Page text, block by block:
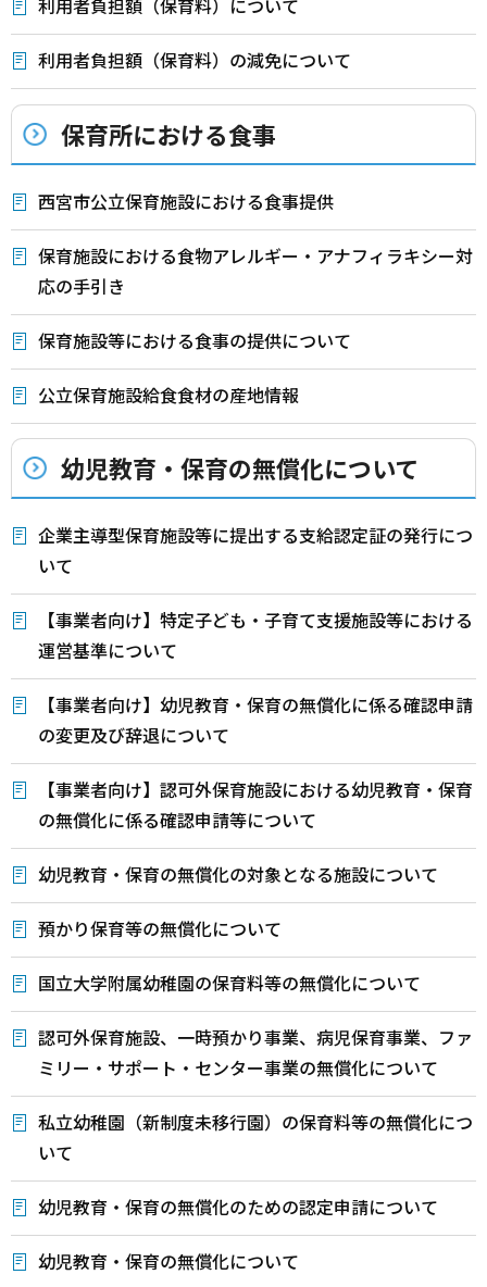
利用者負担額（保育料）について
利用者負担額（保育料）の減免について
保育所における食事
西宮市公立保育施設における食事提供
保育施設における食物アレルギー・アナフィラキシー対
応の手引き
保育施設等における食事の提供について
公立保育施設給食食材の産地情報
幼児教育・保育の無償化について
企業主導型保育施設等に提出する支給認定証の発行につ
いて
【事業者向け】特定子ども・子育て支援施設等における
運営基準について
【事業者向け】幼児教育・保育の無償化に係る確認申請
の変更及び辞退について
【事業者向け】認可外保育施設における幼児教育・保育
の無償化に係る確認申請等について
幼児教育・保育の無償化の対象となる施設について
預かり保育等の無償化について
国立大学附属幼稚園の保育料等の無償化について
認可外保育施設、一時預かり事業、病児保育事業、ファ
ミリー・サポート・センター事業の無償化について
私立幼稚園（新制度未移行園）の保育料等の無償化につ
いて
幼児教育・保育の無償化のための認定申請について
幼児教育・保育の無償化について